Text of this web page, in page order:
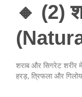
🔸 (2)
शराब और सिगरेट शरीर
हरड़, त्रिफला और